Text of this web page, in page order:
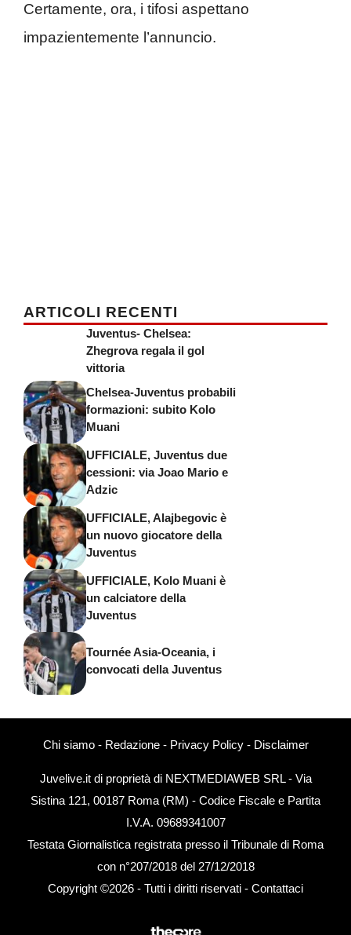
Certamente, ora, i tifosi aspettano
impazientemente l’annuncio.
ARTICOLI RECENTI
Juventus- Chelsea:
Zhegrova regala il gol
vittoria
Chelsea-Juventus probabili
formazioni: subito Kolo
Muani
UFFICIALE, Juventus due
cessioni: via Joao Mario e
Adzic
UFFICIALE, Alajbegovic è
un nuovo giocatore della
Juventus
UFFICIALE, Kolo Muani è
un calciatore della
Juventus
Tournée Asia-Oceania, i
convocati della Juventus
Chi siamo- Redazione- Privacy Policy- Disclaimer
Juvelive.it di proprietà di NEXTMEDIAWEB SRL - Via
Sistina 121, 00187 Roma (RM) - Codice Fiscale e Partita
I.V.A. 09689341007
Testata Giornalistica registrata presso il Tribunale di Roma
con n°207/2018 del 27/12/2018
Copyright ©2026 - Tutti i diritti riservati - Contattaci